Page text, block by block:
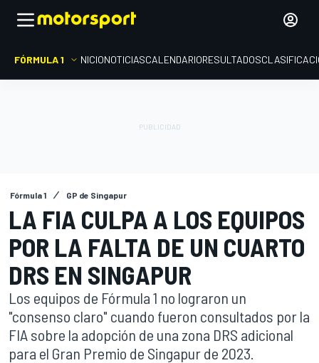
FÓRMULA 1 INICIONOTICIASCALENDARIORESULTADOS
Fórmula 1 GP de Singapur
LA FIA CULPA A LOS EQUIPOS
POR LA FALTA DE UN CUARTO
DRS EN SINGAPUR
Los equipos de Fórmula 1 no lograron un
"consenso claro" cuando fueron consultados por la
FIA sobre la adopción de una zona DRS adicional
para el Gran Premio de Singapur de 2023.